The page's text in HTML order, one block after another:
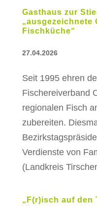
Gasthaus zur
„ausgezeichnete
Fischküche“
27.04.2026
Seit 1995 ehren
Fischereiverband
regionalen Fisch
zubereiten.
Verdienste von
(Landkreis
„F(r)isch auf den